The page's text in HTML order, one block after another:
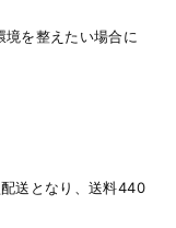
を整えたい場合に
送となり、送料440